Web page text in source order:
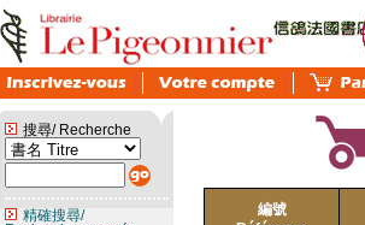
搜尋/ Recherche
精確搜尋/
編號